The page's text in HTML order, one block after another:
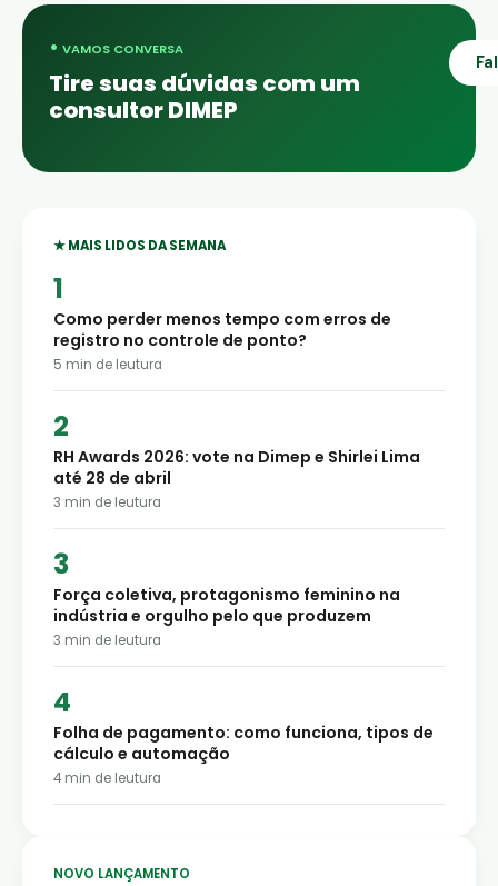
• VAMOS CONVERSA
Tire suas dúvidas com um
consultor DIMEP
★ MAIS LIDOS DA SEMANA
Como perder menos tempo com erros de
registro no controle de ponto?
5 min de leutura
RH Awards 2026: vote na Dimep e Shirlei Lima
até 28 de abril
3 min de leutura
Força coletiva, protagonismo feminino na
indústria e orgulho pelo que produzem
3 min de leutura
Folha de pagamento: como funciona, tipos de
cálculo e automação
4 min de leutura
NOVO LANÇAMENTO